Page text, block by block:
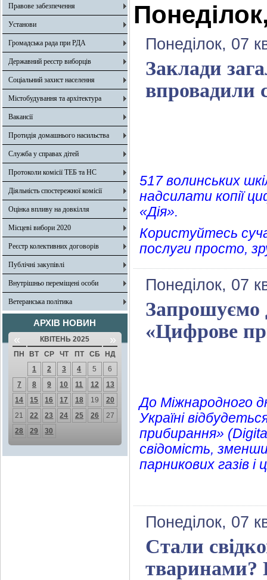
Правове забезпечення
Установи
Громадська рада при РДА
Державний реєстр виборців
Соціальний захист населення
Містобудування та архітектура
Вакансії
Протидія домашнього насильства
Служба у справах дітей
Протоколи комісії ТЕБ та НС
Діяльність спостережної комісії
Оцінка впливу на довкілля
Місцеві вибори 2020
Реєстр колективних договорів
Публічні закупівлі
Внутрішньо переміщені особи
Ветеранська політика
АРХІВ НОВИН
« КВІТЕНЬ 2025 »
ПН ВТ СР ЧТ ПТ СБ
НД
1
2 3 4 5
6
7
8 9 10 11 12
13
14
15 16 17 18 19
20
21
22 23 24 25 26
27
28
29 30
Понеділок, 07
Заклади
впровадили
517 волинських
надсилати копії
«Дія».
Користуйтесь
послуги просто,
Понеділок, 07
Запрошуємо
«Цифрове
До Міжнародного
Україні
прибирання»
свідомість,
парникових газів
Понеділок, 07
Стали
тваринами?